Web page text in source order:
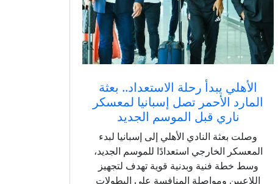
الأهلي يبدأ رحلة الاستعداد.. بعثة
المارد الأحمر تصل إسبانيا لمعسكر
ناري قبل الموسم الجديد
وصلت بعثة النادي الأهلي إلى إسبانيا لبدء
المعسكر الخارجي استعدادًا للموسم الجديد،
وسط خطة فنية وبدنية قوية تهدف لتجهيز
اللاعبين ومواصلة المنافسة على البطولات